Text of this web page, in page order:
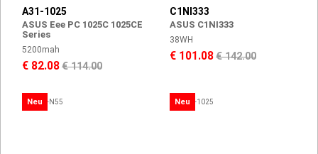
A31-1025
ASUS Eee PC 1025C 1025CE
Series
5200mah
€ 82.08€ 114.00
C1NI333
ASUS C1NI333
38WH
€ 101.08€ 142.00
Neu Neu